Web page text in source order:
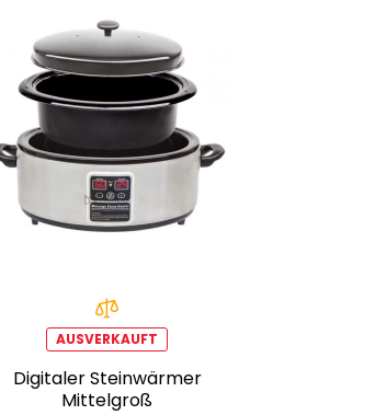
AUSVERKAUFT
Digitaler Steinwärmer
Mittelgroß